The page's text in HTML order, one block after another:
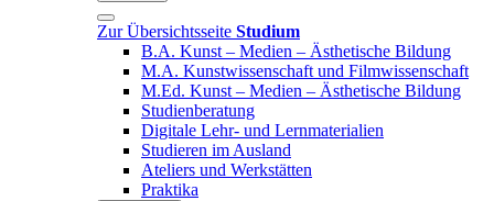
Zur Übersichtsseite Studium
B.A. Kunst – Medien – Ästhetische Bildung
M.A. Kunstwissenschaft und Filmwissenschaft
M.Ed. Kunst – Medien – Ästhetische Bildung
Studienberatung
Digitale Lehr- und Lernmaterialien
Studieren im Ausland
Ateliers und Werkstätten
Praktika